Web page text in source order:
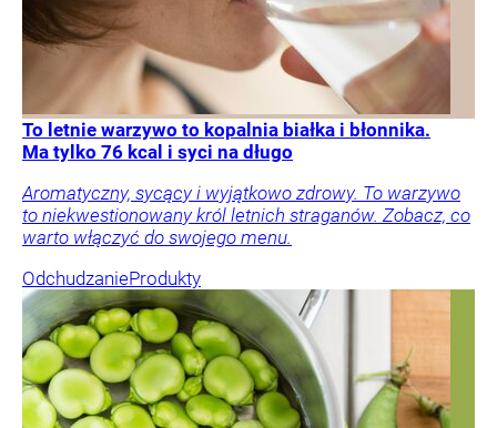
To letnie warzywo to kopalnia białka i błonnika.
Ma tylko 76 kcal i syci na długo
Aromatyczny, sycący i wyjątkowo zdrowy. To warzywo
to niekwestionowany król letnich straganów. Zobacz, co
warto włączyć do swojego menu.
OdchudzanieProdukty